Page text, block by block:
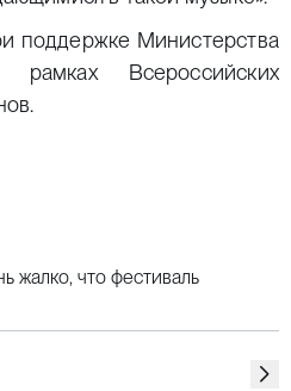
поддержке Министерства
Всероссийских
жалко, что фестиваль